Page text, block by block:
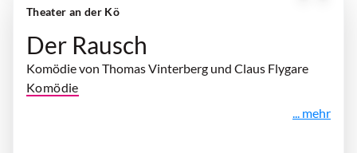
Theater an der Kö
Der Rausch
Komödie von Thomas Vinterberg und Claus Flygare
Komödie
... mehr